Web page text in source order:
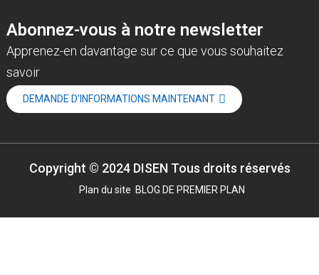
Abonnez-vous à notre newsletter
Apprenez-en davantage sur ce que vous souhaitez
savoir
DEMANDE D'INFORMATIONS MAINTENANT
Copyright © 2024 DISEN Tous droits réservés
Plan du site BLOG DE PREMIER PLAN